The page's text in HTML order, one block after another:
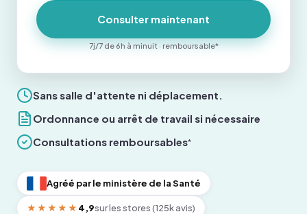
Sans salle d'attente ni déplacement.
Ordonnance ou arrêt de travail si nécessaire
Consultations remboursables*
Agréé par le ministère de la Santé
★★★★★ 4,9sur les stores (125k avis)
Consulter maintenant
7j/7 de 6h à minuit · remboursable*